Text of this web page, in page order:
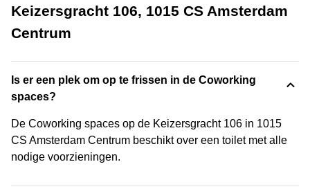
Keizersgracht 106, 1015 CS Amsterdam
Centrum
Is er een plek om op te frissen in de Coworking
spaces?
De Coworking spaces op de Keizersgracht 106 in 1015
CS Amsterdam Centrum beschikt over een toilet met alle
nodige voorzieningen.